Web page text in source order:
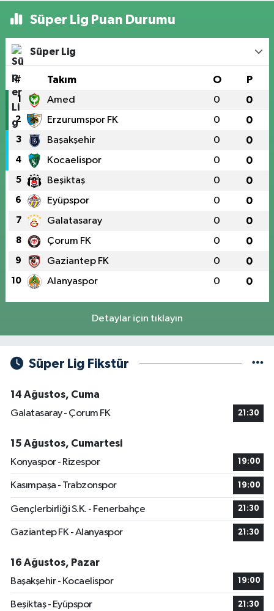
Süper Lig Puan Durumu
Süper Lig
# Takım O P
1 Amed 0 0
2 Erzurumspor FK 0 0
3 Başakşehir 0 0
4 Kocaelispor 0 0
5 Beşiktaş 0 0
6 Eyüpspor 0 0
7 Galatasaray 0 0
8 Çorum FK 0 0
9 Gaziantep FK 0 0
10 Alanyaspor 0 0
Detaylar için tıklayın
Süper Lig Fikstür
14 Ağustos, Cuma
Galatasaray - Çorum FK
21:30
15 Ağustos, Cumartesi
Konyaspor - Rizespor
19:00
Kasımpaşa - Trabzonspor 19:00
Gençlerbirliği S.K. - Fenerbahçe 21:30
Gaziantep FK - Alanyaspor 21:30
16 Ağustos, Pazar
Başakşehir - Kocaelispor
19:00
Beşiktaş - Eyüpspor 21:30